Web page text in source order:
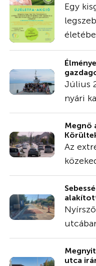
Egy
Július
nyári
Megnő
Az
utca